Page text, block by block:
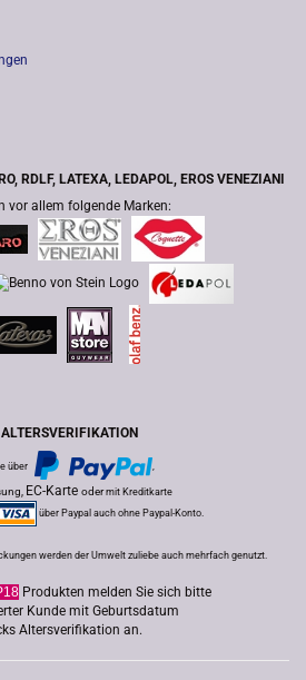
RDLF, LATEXA, LEDAPOL, EROS VENEZIANI
vor allem folgende Marken:
über ,
EC-Karte odermit Kreditkarte
über Paypal auch ohne Paypal-Konto.
werden der Umwelt zuliebe auch mehrfach genutzt.
Produkten melden Sie sich bitte
Kunde mit Geburtsdatum
Altersverifikation an.